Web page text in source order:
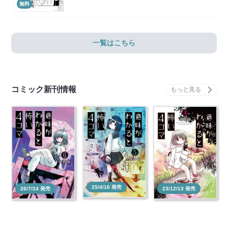
無料
一覧はこちら
コミック新刊情報
26/7/24 発売 25/4/16 発売 23/12/13 発売